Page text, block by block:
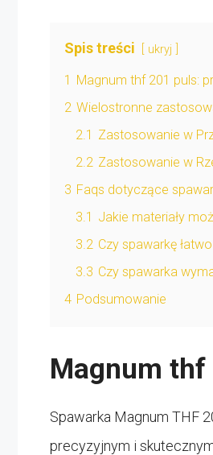
Spis treści ukryj
1 Magnum thf 201 puls:
2 Wielostronne
2.1 Zastosowanie w
2.2 Zastosowanie w
3 Faqs dotyczące
3.1 Jakie materiały
3.2 Czy spawarkę
3.3 Czy spawarka
4 Podsumowanie
Magnum thf
Spawarka Magnum THF
precyzyjnym i